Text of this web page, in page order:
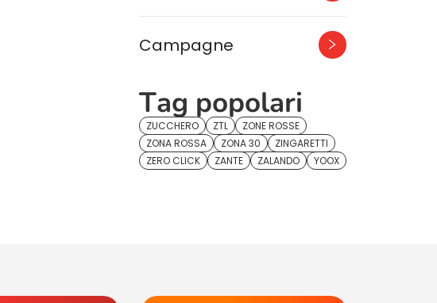
Campagne
Tag popolari
ZUCCHERO ZTL
ZONE ROSSE
ZONA ROSSA
ZONA 30
ZINGARETTI
ZERO CLICK
ZANTE ZALANDO YOOX